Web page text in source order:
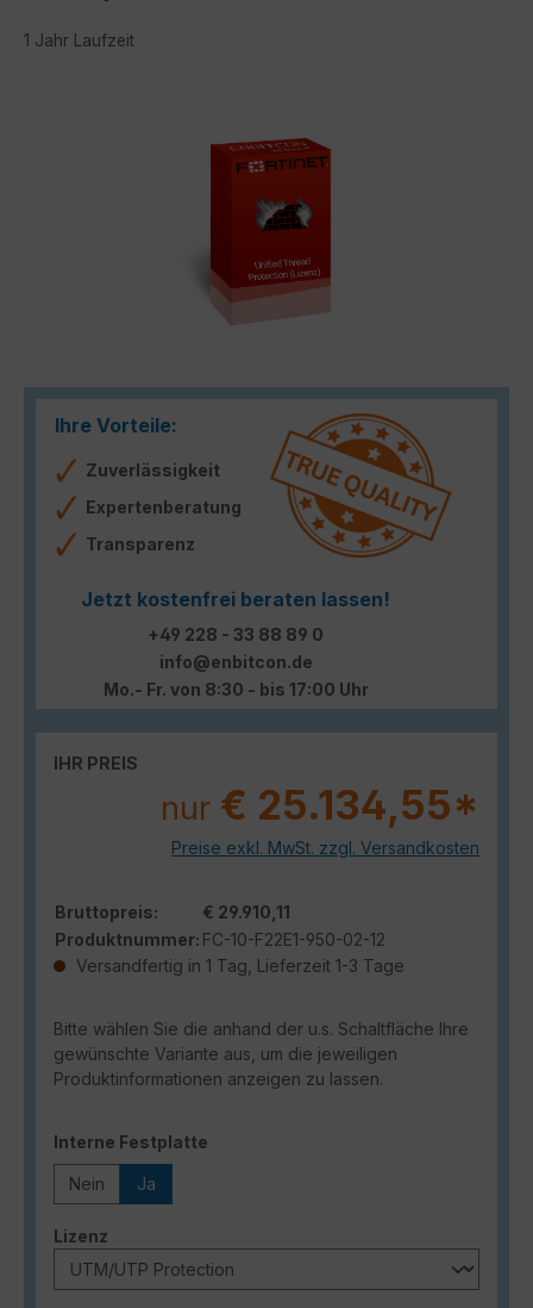
1 Jahr Laufzeit
Ihre Vorteile:
Zuverlässigkeit
Expertenberatung
Transparenz
Jetzt kostenfrei beraten lassen!
+49 228 - 33 88 89 0
info@enbitcon.de
Mo.- Fr. von 8:30 - bis 17:00 Uhr
IHR PREIS
nur € 25.134,55*
Preise exkl. MwSt. zzgl. Versandkosten
Bruttopreis:
€ 29.910,11
Produktnummer: FC-10-F22E1-950-02-12
Versandfertig in 1 Tag, Lieferzeit 1-3 Tage
Bitte wählen Sie die anhand der u.s. Schaltfläche Ihre
gewünschte Variante aus, um die jeweiligen
Produktinformationen anzeigen zu lassen.
Interne Festplatte
Nein Ja
Lizenz